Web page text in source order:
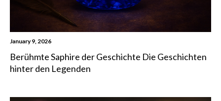
January 9, 2026
Berühmte Saphire der Geschichte Die Geschichten
hinter den Legenden